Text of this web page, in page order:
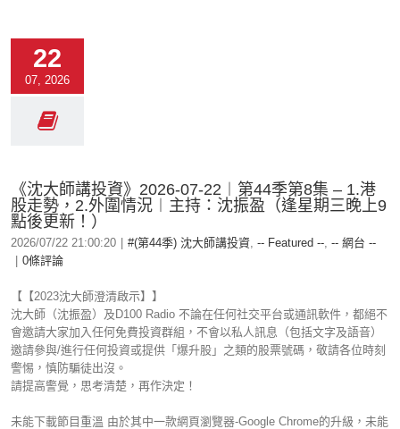
22
07, 2026
《沈大師講投資》2026-07-22︱第44季第8集 – 1.港
股走勢，2.外圍情況︱主持：沈振盈（逢星期三晚上9
點後更新！）
2026/07/22 21:00:20 #(第44季) 沈大師講投資, -- Featured --, -- 網台 --
0條評論
【【2023沈大師澄清啟示】】
沈大師（沈振盈）及D100 Radio 不論在任何社交平台或通訊軟件，都絕不
會邀請大家加入任何免費投資群組，不會以私人訊息（包括文字及語音）
邀請參與/進行任何投資或提供「爆升股」之類的股票號碼，敬請各位時刻
警惕，慎防騙徒出沒。
請提高警覺，思考清楚，再作決定！
未能下載節目重溫 由於其中一款網頁瀏覽器-Google Chrome的升級，未能